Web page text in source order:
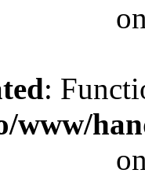
:
www/